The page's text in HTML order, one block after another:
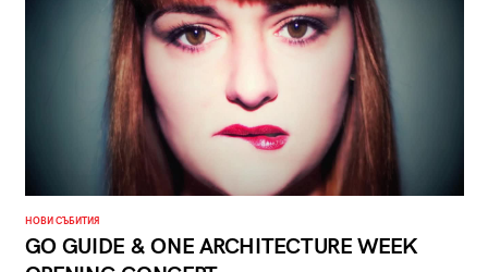
НОВИ СЪБИТИЯ
GO GUIDE & ONE ARCHITECTURE WEEK